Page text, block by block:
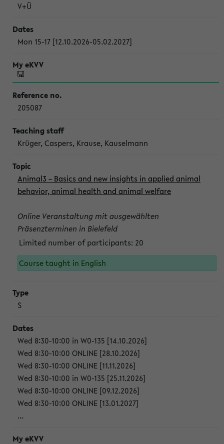
V+Ü
Mon 15-17 [12.10.2026-05.02.2027]
205087
Krüger, Caspers, Krause, Kauselmann
Animal3 – Basics and new insights in applied animal
behavior, animal health and animal welfare
Online Veranstaltung mit ausgewählten
Präsenzterminen in Bielefeld
Limited number of participants: 20
Course taught in English
S
Wed 8:30-10:00 in W0-135 [14.10.2026]
Wed 8:30-10:00 ONLINE [28.10.2026]
Wed 8:30-10:00 ONLINE [11.11.2026]
Wed 8:30-10:00 in W0-135 [25.11.2026]
Wed 8:30-10:00 ONLINE [09.12.2026]
Wed 8:30-10:00 ONLINE [13.01.2027]
...